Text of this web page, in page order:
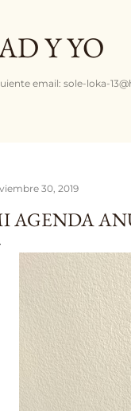
Y YO
email: sole-loka-
30, 2019
AGENDA